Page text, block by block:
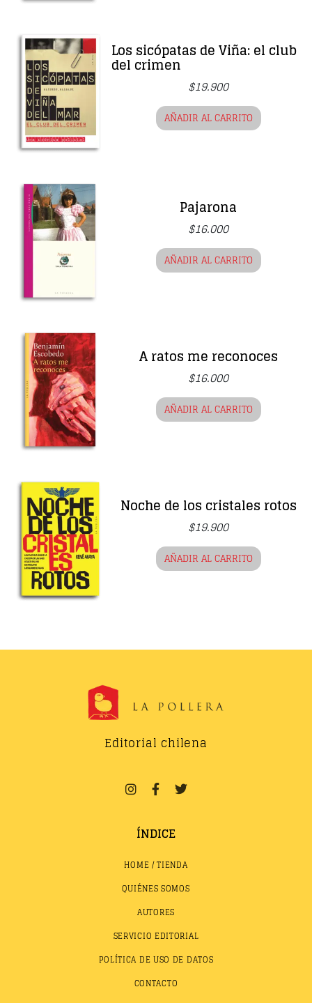
Los sicópatas de Viña: el club
del crimen
$19.900
AÑADIR AL CARRITO
Pajarona
$16.000
AÑADIR AL CARRITO
A ratos me reconoces
$16.000
AÑADIR AL CARRITO
Noche de los cristales rotos
$19.900
AÑADIR AL CARRITO
Editorial chilena
ÍNDICE
HOME / TIENDA
QUIÉNES SOMOS
AUTORES
SERVICIO EDITORIAL
POLÍTICA DE USO DE DATOS
CONTACTO